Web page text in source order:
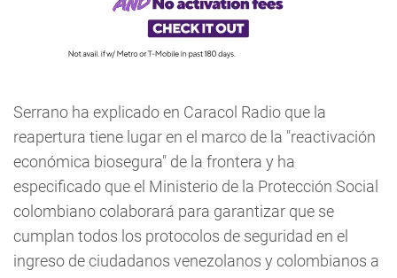
Serrano ha explicado en Caracol Radio que la
reapertura tiene lugar en el marco de la "reactivación
económica biosegura" de la frontera y ha
especificado que el Ministerio de la Protección Social
colombiano colaborará para garantizar que se
cumplan todos los protocolos de seguridad en el
ingreso de ciudadanos venezolanos y colombianos a